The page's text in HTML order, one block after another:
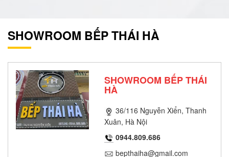
SHOWROOM BẾP THÁI HÀ
SHOWROOM BẾP THÁI
HÀ
36/116 Nguyễn Xiển, Thanh
Xuân, Hà Nội
0944.809.686
bepthaiha@gmail.com